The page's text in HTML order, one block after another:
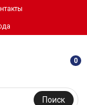
Поиск
0